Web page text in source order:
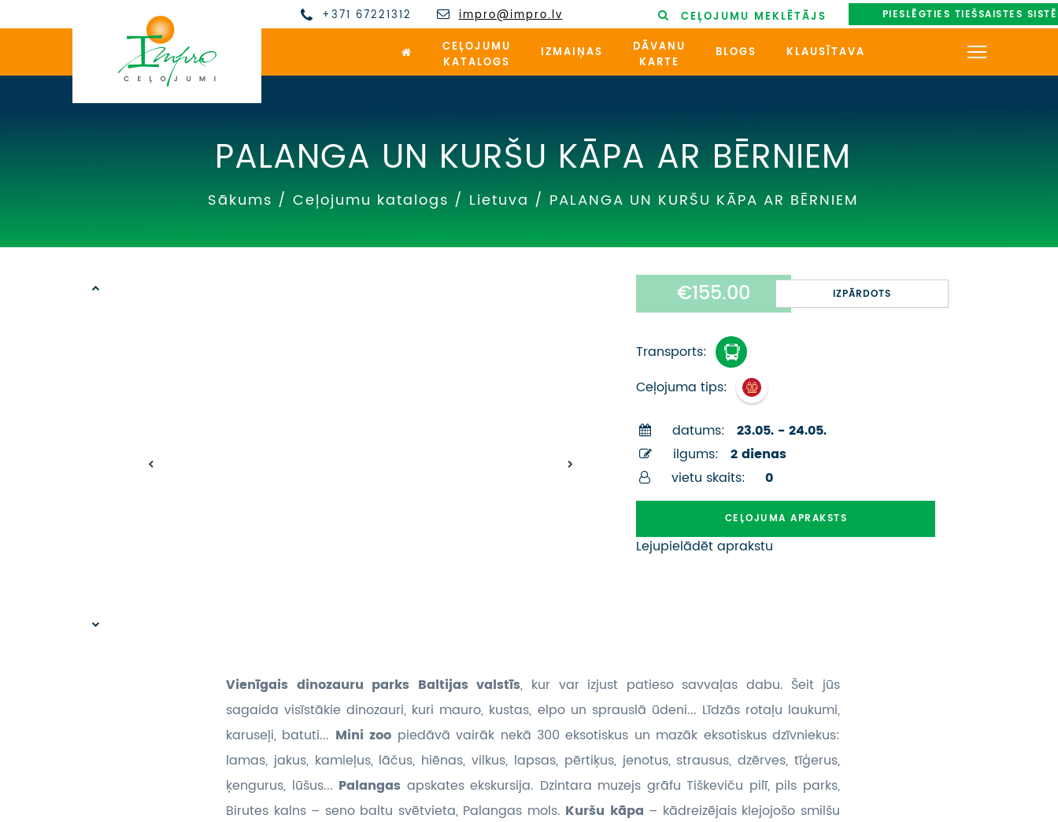
+371 67221312 impro@impro.lv CEĻOJUMU MEKLĒTĀJS PIESLĒGTIES TIEŠSAISTES
CEĻOJUMU
KATALOGS
IZMAIŅAS
DĀVANU
KARTE
BLOGS KLAUSĪTAVA
PIRMSLĪGUMA INFORMĀCIJA,
KLIENTA LĪGUMS,
PIEMIŅAS ISTABA
PALANGA UN KURŠU KĀPA AR BĒRNIEM
Sākums / Ceļojumu katalogs / Lietuva / PALANGA UN KURŠU KĀPA AR BĒRNIEM
€155.00 IZPĀRDOTS
Transports:
Ceļojuma tips:
datums:
23.05. - 24.05.
ilgums:
2 dienas
vietu skaits:
0
CEĻOJUMA APRAKSTS
Lejupielādēt aprakstu
Vienīgais dinozauru parks Baltijas valstīs, kur var izjust patieso savvaļas dabu. Šeit jūs
sagaida visīstākie dinozauri, kuri mauro, kustas, elpo un sprauslā ūdeni... Līdzās rotaļu laukumi,
karuseļi, batuti... Mini zoo piedāvā vairāk nekā 300 eksotiskus un mazāk eksotiskus dzīvniekus:
lamas, jakus, kamieļus, lāčus, hiēnas, vilkus, lapsas, pērtiķus, jenotus, strausus, dzērves, tīģerus,
ķengurus, lūšus... Palangas apskates ekskursija. Dzintara muzejs grāfu Tiškeviču pilī, pils parks,
Birutes kalns – seno baltu svētvieta, Palangas mols. Kuršu kāpa – kādreizējais klejojošo smilšu